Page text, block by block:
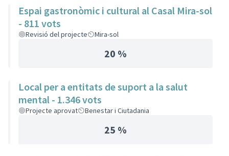
Espai gastronòmic i cultural al Casal Mira-sol
- 811 vots
Revisió del projecte Mira-sol
20 %
Local per a entitats de suport a la salut
mental - 1.346 vots
Projecte aprovat Benestar i Ciutadania
25 %